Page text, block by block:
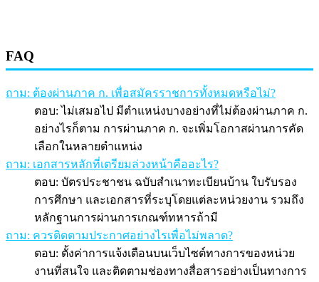
FAQ
ถาม: ต้องผ่านภาค ก. เพื่อสมัครราชการทั้งหมดหรือไม่?
ตอบ: ไม่เสมอไป มีตำแหน่งบางอย่างที่ไม่ต้องผ่านภาค ก.
อย่างไรก็ตาม การผ่านภาค ก. จะเพิ่มโอกาสผ่านการคัด
เลือกในหลายตำแหน่ง
ถาม: เอกสารหลักที่เตรียมล่วงหน้าคืออะไร?
ตอบ: บัตรประชาชน ฉบับสำเนาทะเบียนบ้าน ใบรับรอง
การศึกษา และเอกสารที่ระบุโดยแต่ละหน่วยงาน รวมถึง
หลักฐานการผ่านการเกณฑ์ทหารถ้ามี
ถาม: ควรติดตามประกาศอย่างไรเพื่อไม่พลาด?
ตอบ: ตั้งค่าการแจ้งเตือนบนเว็บไซต์ทางการของหน่วย
งานที่สนใจ และติดตามช่องทางสื่อสารอย่างเป็นทางการ